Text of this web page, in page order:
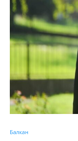
Балкан